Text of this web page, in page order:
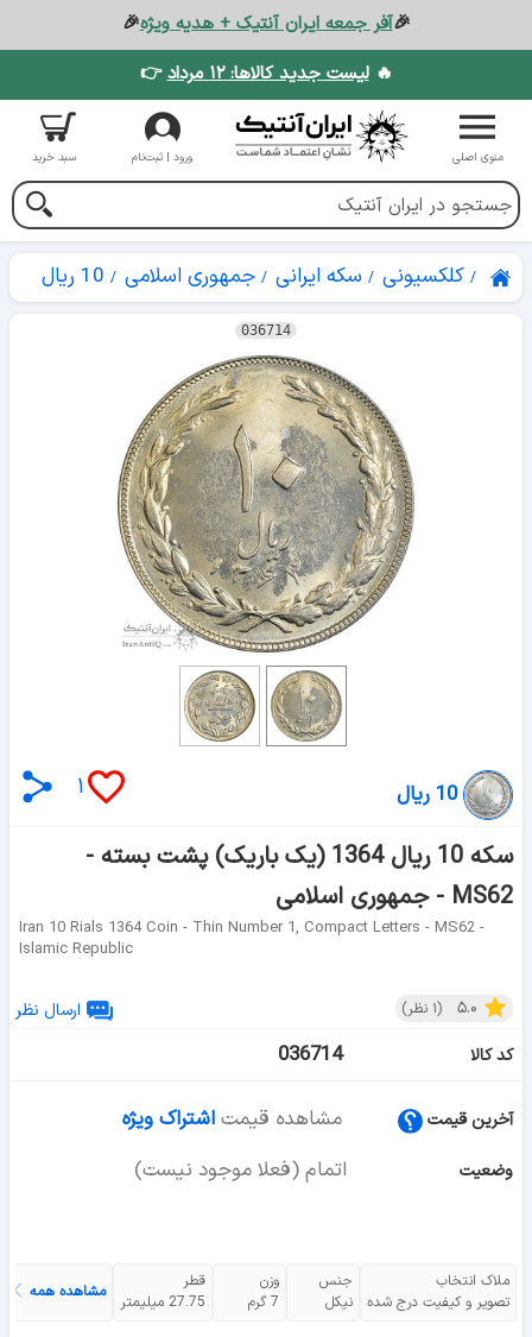
🎉آفر جمعه ایران آنتیک + هدیه ویژه🎉
🔥لیست جدید کالاها: ۱۲ مرداد 👉
منوی اصلی ورود | ثبت‌نام سبد خرید
کلکسیونی سکه ایرانی جمهوری اسلامی 10 ریال
036714
۱ 10 ریال
سکه 10 ریال 1364 (یک باریک) پشت بسته -
MS62 - جمهوری اسلامی
Iran 10 Rials 1364 Coin - Thin Number 1, Compact Letters - MS62 -
Islamic Republic
۵.۰ (۱ نظر)
ارسال نظر
کد کالا
036714
آخرین قیمت مشاهده قیمت اشتراک ویژه
وضعیت اتمام (فعلا موجود نیست)
ملاک انتخاب
تصویر و کیفیت درج شده
جنس
نیکل
وزن
7 گرم
قطر
27.75 میلیمتر
مشاهده همه